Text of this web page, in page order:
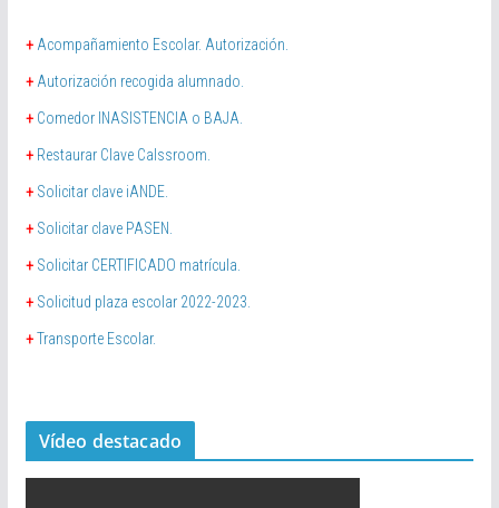
+ Acompañamiento Escolar. Autorización.
+ Autorización recogida alumnado.
+ Comedor INASISTENCIA o BAJA.
+ Restaurar Clave Calssroom.
+ Solicitar clave iANDE.
+ Solicitar clave PASEN.
+ Solicitar CERTIFICADO matrícula.
+ Solicitud plaza escolar 2022-2023.
+Transporte Escolar.
Vídeo destacado